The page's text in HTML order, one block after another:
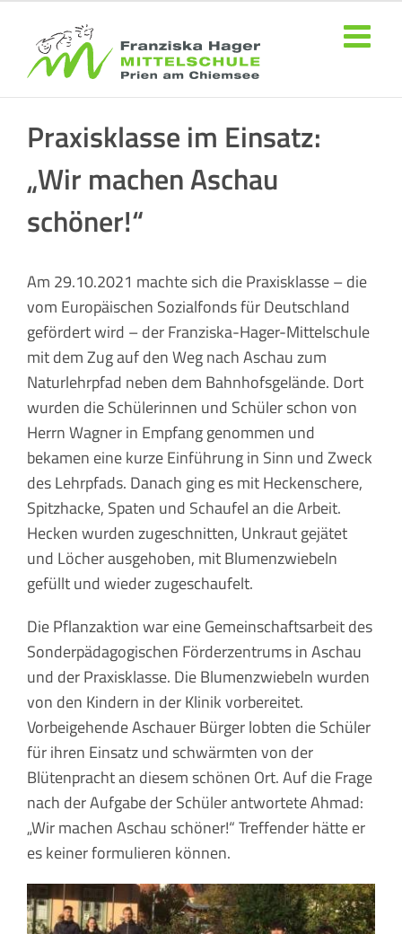
springen
Praxisklasse im Einsatz:
„Wir machen Aschau
schöner!“
Am 29.10.2021 machte sich die Praxisklasse – die
vom Europäischen Sozialfonds für Deutschland
gefördert wird – der Franziska-Hager-Mittelschule
mit dem Zug auf den Weg nach Aschau zum
Naturlehrpfad neben dem Bahnhofsgelände. Dort
wurden die Schülerinnen und Schüler schon von
Herrn Wagner in Empfang genommen und
bekamen eine kurze Einführung in Sinn und Zweck
des Lehrpfads. Danach ging es mit Heckenschere,
Spitzhacke, Spaten und Schaufel an die Arbeit.
Hecken wurden zugeschnitten, Unkraut gejätet
und Löcher ausgehoben, mit Blumenzwiebeln
gefüllt und wieder zugeschaufelt.
Die Pflanzaktion war eine Gemeinschaftsarbeit des
Sonderpädagogischen Förderzentrums in Aschau
und der Praxisklasse. Die Blumenzwiebeln wurden
von den Kindern in der Klinik vorbereitet.
Vorbeigehende Aschauer Bürger lobten die Schüler
für ihren Einsatz und schwärmten von der
Blütenpracht an diesem schönen Ort. Auf die Frage
nach der Aufgabe der Schüler antwortete Ahmad:
„Wir machen Aschau schöner!“ Treffender hätte er
es keiner formulieren können.